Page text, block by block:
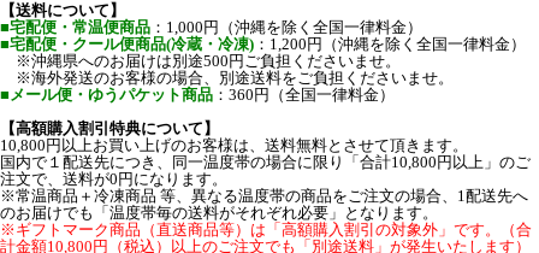
【送料について】
■宅配便・常温便商品 ：1,000円（沖縄を除く全国一律料金）
■宅配便・クール便商品(冷蔵・冷凍) ：1,200円（沖縄を除く全国一律料金）
※沖縄県へのお届けは別途500円ご負担くださいませ。
※海外発送のお客様の場合、別途送料をご負担くださいませ。
■メール便・ゆうパケット商品 ：360円（全国一律料金）
【高額購入割引特典について】
10,800円以上お買い上げのお客様は、送料無料とさせて頂きます。
国内で１配送先につき、同一温度帯の場合に限り「合計10,800円以上」のご
注文で、送料が0円になります。
※常温商品＋冷凍商品 等、異なる温度帯の商品をご注文の場合、1配送先へ
のお届けでも「温度帯毎の送料がそれぞれ必要」となります。
※ギフトマーク商品（直送商品等）は「高額購入割引の対象外」です。（合
計金額10,800円（税込）以上のご注文でも「別途送料」が発生いたします）